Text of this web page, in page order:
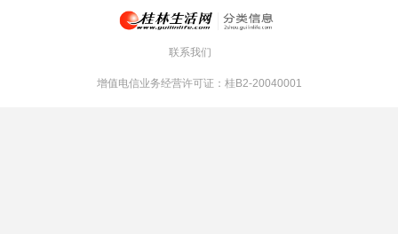
联系我们
增值电信业务经营许可证：桂B2-20040001